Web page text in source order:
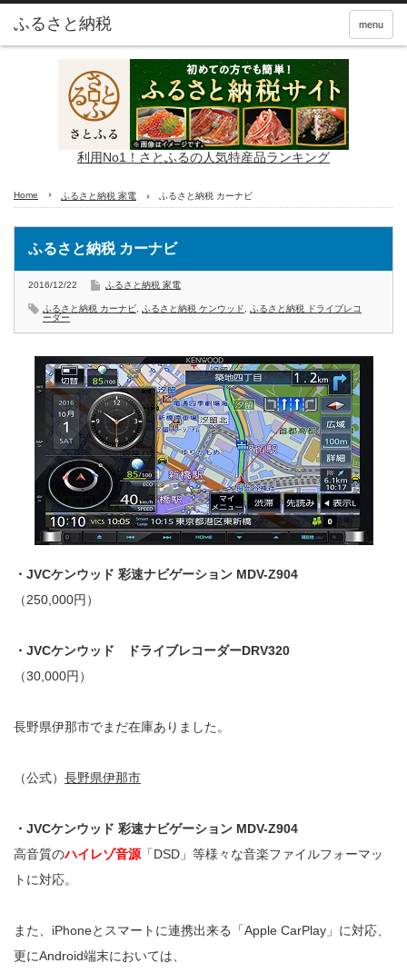
ふるさと納税 menu
利用No1！さとふるの人気特産品ランキング
Home ふるさと納税 家電 ふるさと納税 カーナビ
ふるさと納税 カーナビ
2016/12/22 ふるさと納税 家電
ふるさと納税 カーナビ ふるさと納税 ケンウッド
ふるさと納税 ドライブレコ
ーダー
・JVCケンウッド 彩速ナビゲーション MDV-Z904
（250,000円）
・JVCケンウッド ドライブレコーダーDRV320
（30,000円）
長野県伊那市でまだ在庫ありました。
（公式） 長野県伊那市
・JVCケンウッド 彩速ナビゲーション MDV-Z904
高音質のハイレゾ音源 「DSD」等様々な音楽ファイルフォーマッ
トに対応。
また、iPhoneとスマートに連携出来る「Apple CarPlay」に対応、
更にAndroid端末においては、